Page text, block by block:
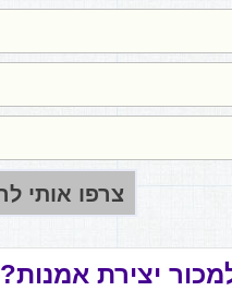
יצירת אמנות?